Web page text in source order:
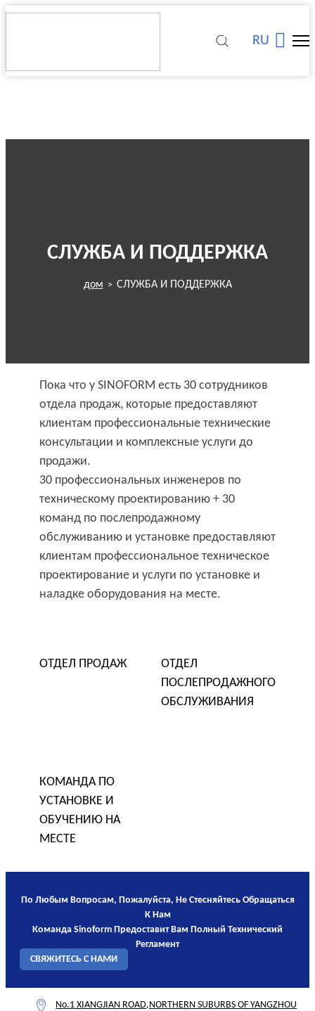
RU
СЛУЖБА И ПОДДЕРЖКА
дом > СЛУЖБА И ПОДДЕРЖКА
Пока что у SINOFORM есть 30 сотрудников
отдела продаж, которые предоставляют
клиентам профессиональные технические
консультации и комплексные услуги до
продажи.
30 профессиональных инженеров по
техническому проектированию + 30
команд по послепродажному
обслуживанию и установке предоставляют
клиентам профессиональное техническое
проектирование и услуги по установке и
наладке оборудования на месте.
ОТДЕЛ ПРОДАЖ
ОТДЕЛ
ПОСЛЕПРОДАЖНОГО
ОБСЛУЖИВАНИЯ
КОМАНДА ПО
УСТАНОВКЕ И
ОБУЧЕНИЮ НА
МЕСТЕ
По Любым Вопросам, Пожалуйста, Не Стесняйтесь Обращаться
К Нам
Команда Sinoform Предоставит Вам Полный Технический
Регламент
СВЯЖИТЕСЬ С НАМИ
No.1 XIANGJIAN ROAD,NORTHERN SUBURBS OF YANGZHOU